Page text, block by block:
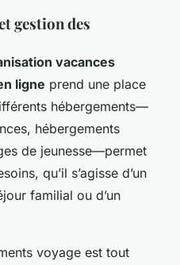
gestion des
vacances
ligne prend une place
hébergements—
hébergements
de jeunesse—permet
qu’il s’agisse d’un
familial ou d’un
voyage est tout